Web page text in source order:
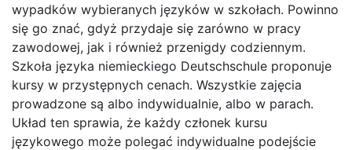
wypadków wybieranych języków w szkołach. Powinno
się go znać, gdyż przydaje się zarówno w pracy
zawodowej, jak i również przenigdy codziennym.
Szkoła języka niemieckiego Deutschschule proponuje
kursy w przystępnych cenach. Wszystkie zajęcia
prowadzone są albo indywidualnie, albo w parach.
Układ ten sprawia, że każdy członek kursu
językowego może polegać indywidualne podejście